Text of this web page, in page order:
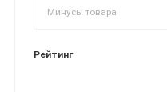
Рейтинг